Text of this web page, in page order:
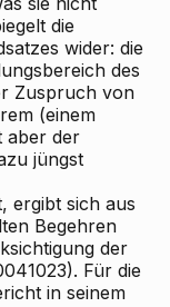
die
wider: die
des
Zuspruch von
(einem
aber der
jüngst
ergibt sich aus
Begehren
der
Für die
in seinem